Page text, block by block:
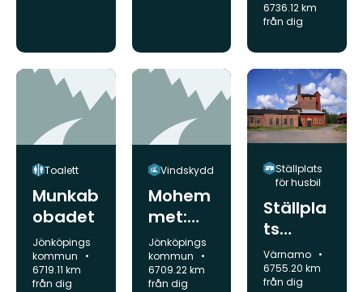
ledentr
JB2/JB
6736.12 km
från dig
Toalett
Munkab
obadet
Kommun:
Jönköpings
kommun
6719.11 km
från dig
Vindskydd
Mohem
met:
vindsky
dd
Kommun:
Jönköpings
kommun
6709.22 km
från dig
Ställplats
för husbil
Ställpla
ts
Åminne
Bruk
Kommun:
Värnamo
6755.20 km
från dig